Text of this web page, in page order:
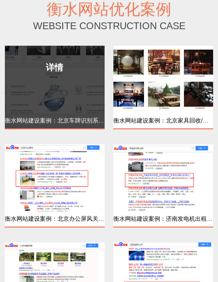
衡水网站优化案例
WEBSITE CONSTRUCTION CASE
详情
衡水网站建设案例：北京车牌识别系统【品牌
详情
衡水网站建设案例：北京家具回收/红木家居回
详情
衡水网站建设案例：北京办公屏风关键词排名
详情
衡水网站建设案例：济南发电机出租百度优化
详情 详情